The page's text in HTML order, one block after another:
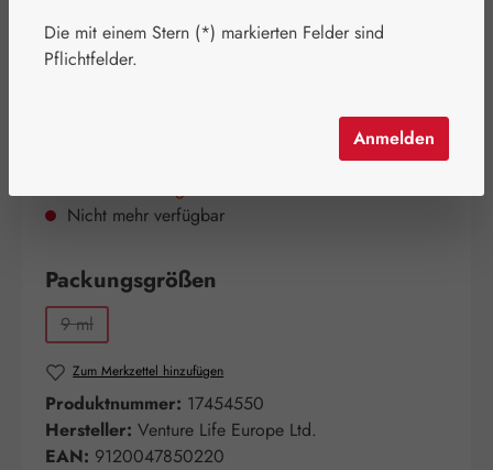
Regulärer Preis:
12,15 €
Nicht mehr verfügbar
Packungsgrößen
9 ml
(Diese Option ist zurzeit nicht verfügbar.)
Zum Merkzettel hinzufügen
Produktnummer: 17454550
Hersteller: Venture Life Europe Ltd.
EAN: 9120047850220
Die mit einem Stern (*) markierten Felder sind
Pflichtfelder.
Anmelden